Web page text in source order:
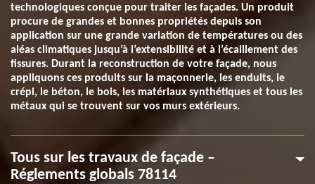
technologiques conçue pour traiter les façades. Un produit
procure de grandes et bonnes propriétés depuis son
application sur une grande variation de températures ou des
aléas climatiques jusqu’à l’extensibilité et à l’écaillement des
fissures. Durant la reconstruction de votre façade, nous
appliquons ces produits sur la maçonnerie, les enduits, le
crépi, le béton, le bois, les matériaux synthétiques et tous les
métaux qui se trouvent sur vos murs extérieurs.
Tous sur les travaux de façade –
Réglements globals 78114